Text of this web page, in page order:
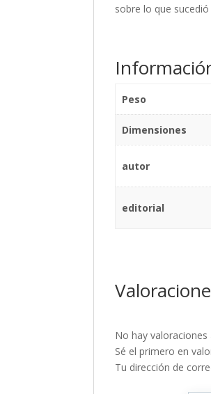
sobre lo que
Peso
Dimensiones
autor
editorial
No hay valoraciones
Sé el primero en
Tu dirección de